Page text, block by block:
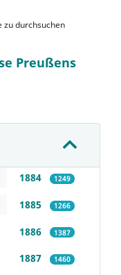
zu durchsuchen
Preußens
1884 1249
1885 1266
1886 1387
1887 1460